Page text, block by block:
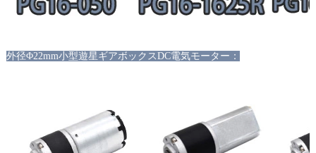
外径Φ22mm小型遊星ギアボックスDC電気モーター：